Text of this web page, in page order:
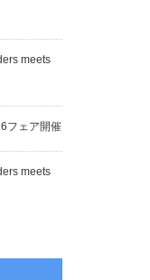
meets
フェア開催
meets